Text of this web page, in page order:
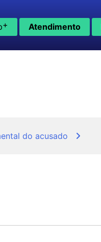
+ Atendimento
do acusado